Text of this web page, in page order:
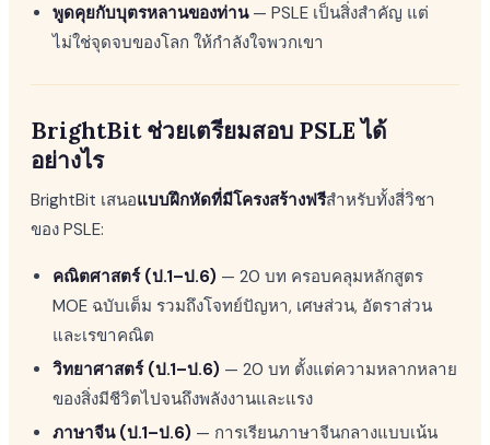
พูดคุยกับบุตรหลานของท่าน— PSLE เป็นสิ่งสำคัญ แต่
ไม่ใช่จุดจบของโลก ให้กำลังใจพวกเขา
BrightBit ช่วยเตรียมสอบ PSLE ได้
อย่างไร
BrightBit เสนอแบบฝึกหัดที่มีโครงสร้างฟรีสำหรับทั้งสี่วิชา
ของ PSLE:
คณิตศาสตร์ (ป.1–ป.6) — 20 บท ครอบคลุมหลักสูตร
MOE ฉบับเต็ม รวมถึงโจทย์ปัญหา, เศษส่วน, อัตราส่วน
และเรขาคณิต
วิทยาศาสตร์ (ป.1–ป.6) — 20 บท ตั้งแต่ความหลากหลาย
ของสิ่งมีชีวิตไปจนถึงพลังงานและแรง
ภาษาจีน (ป.1–ป.6) — การเรียนภาษาจีนกลางแบบเน้น